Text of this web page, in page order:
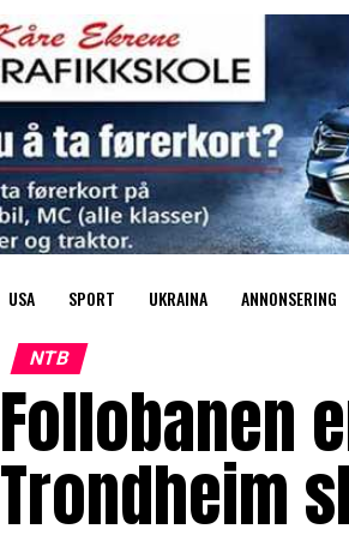
USA SPORT UKRAINA ANNONSERING
NTB
Follobanen
Trondheim